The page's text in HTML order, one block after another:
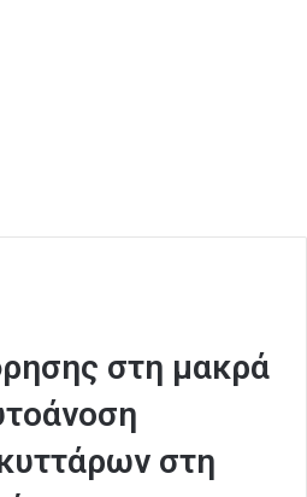
στη μακρά
στη